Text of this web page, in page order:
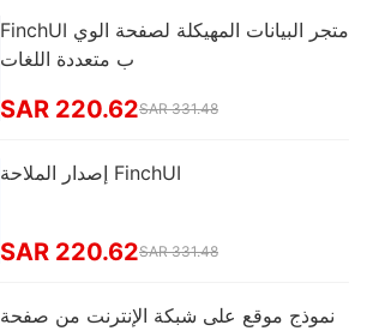
FinchUI متجر البيانات المهيكلة لصفحة الوي
ب متعددة اللغات
SAR 220.62SAR 331.48
إصدار الملاحة FinchUI
SAR 220.62SAR 331.48
نموذج موقع على شبكة الإنترنت من صفحة